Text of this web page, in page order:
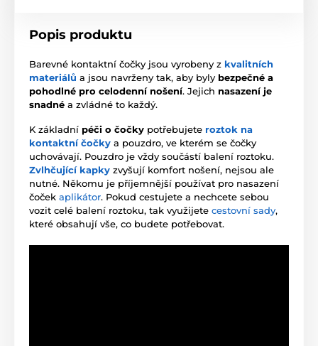
Popis produktu
Barevné kontaktní čočky jsou vyrobeny z kvalitních
materiálů a jsou navrženy tak, aby byly bezpečné a
pohodlné pro celodenní nošení. Jejich nasazení je
snadné a zvládné to každý.
K základní péči o čočky potřebujete roztok na
kontaktní čočky a pouzdro, ve kterém se čočky
uchovávají. Pouzdro je vždy součástí balení roztoku.
Zvlhčující kapky zvyšují komfort nošení, nejsou ale
nutné. Někomu je příjemnější používat pro nasazení
čoček aplikátor. Pokud cestujete a nechcete sebou
vozit celé balení roztoku, tak využijete cestovní sady,
které obsahují vše, co budete potřebovat.